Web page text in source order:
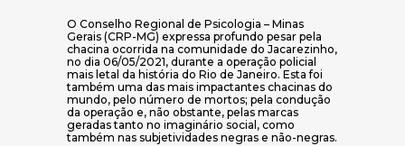
O Conselho Regional de Psicologia – Minas
Gerais (CRP-MG) expressa profundo pesar pela
chacina ocorrida na comunidade do Jacarezinho,
no dia 06/05/2021, durante a operação policial
mais letal da história do Rio de Janeiro. Esta foi
também uma das mais impactantes chacinas do
mundo, pelo número de mortos; pela condução
da operação e, não obstante, pelas marcas
geradas tanto no imaginário social, como
também nas subjetividades negras e não-negras.